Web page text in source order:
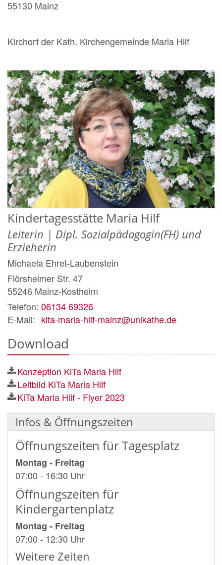
55130 Mainz
Kirchort der Kath. Kirchengemeinde Maria Hilf
Kindertagesstätte Maria Hilf
Leiterin | Dipl. Sozialpädagogin(FH) und
Erzieherin
Michaela Ehret-Laubenstein
Flörsheimer Str. 47
55246 Mainz-Kostheim
Telefon: 06134 69326
E-Mail: kita-maria-hilf-mainz@unikathe.de
Download
Konzeption KiTa Maria Hilf
Leitbild KiTa Maria Hilf
KiTa Maria Hilf - Flyer 2023
Infos & Öffnungszeiten
Öffnungszeiten für Tagesplatz
Montag - Freitag
07:00 - 16:30 Uhr
Öffnungszeiten für
Kindergartenplatz
Montag - Freitag
07:00 - 12:30 Uhr
Weitere Zeiten